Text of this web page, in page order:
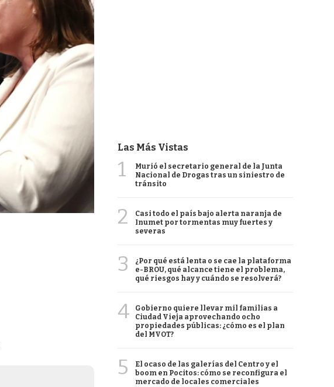
Las Más Vistas
1
Murió el secretario general de la Junta
Nacional de Drogas tras un siniestro de
tránsito
2
Casi todo el país bajo alerta naranja de
Inumet por tormentas muy fuertes y
severas
3
¿Por qué está lenta o se cae la plataforma
e-BROU, qué alcance tiene el problema,
qué riesgos hay y cuándo se resolverá?
4
Gobierno quiere llevar mil familias a
Ciudad Vieja aprovechando ocho
propiedades públicas: ¿cómo es el plan
del MVOT?
5
El ocaso de las galerías del Centro y el
boom en Pocitos: cómo se reconfigura el
mercado de locales comerciales